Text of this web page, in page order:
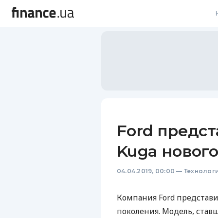
Ford
Kuga
04.04.2019, 00:00 —
Компания Ford
поколения. Модель,